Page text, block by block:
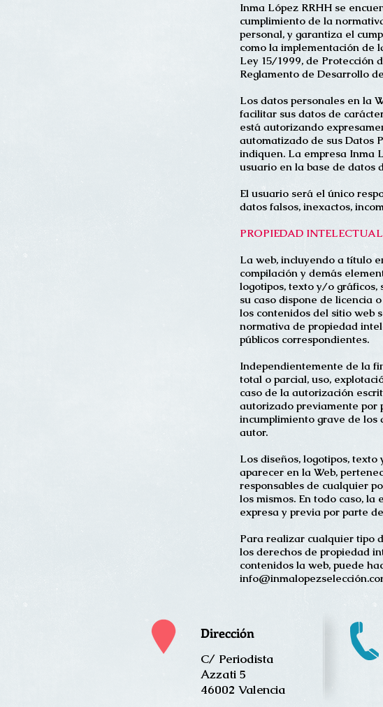
Inma López RRHH se
cumplimiento de la
personal, y garantiza el
como la implementación de
Ley 15/1999, de Protección
Reglamento de Desarrollo
Los datos personales en la
facilitar sus datos de
está autorizando
automatizado de sus Datos
indiquen. La empresa Inma
usuario en la base de datos
El usuario será el único
datos falsos, inexactos,
PROPIEDAD INTELECTUAL
La web, incluyendo a título
compilación y demás
logotipos, texto y/o gráficos,
su caso dispone de licencia
los contenidos del sitio web
normativa de propiedad
públicos correspondientes.
Independientemente de la
total o parcial, uso,
caso de la autorización
autorizado previamente por
incumplimiento grave de
autor.
Los diseños, logotipos,
aparecer en la Web,
responsables de cualquier
los mismos. En todo caso,
expresa y previa por parte
Para realizar cualquier tipo
los derechos de propiedad
contenidos la web, puede
Dirección
C/ Periodista
Azzati 5
46002 Valencia